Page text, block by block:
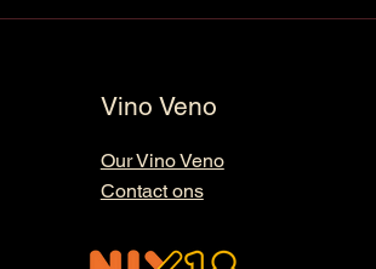
Vino Veno
Our Vino Veno
Contact ons